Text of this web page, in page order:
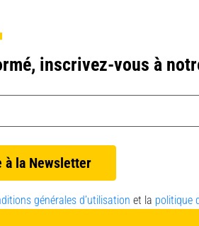
inscrivez-vous à
générales d’utilisation et la politique